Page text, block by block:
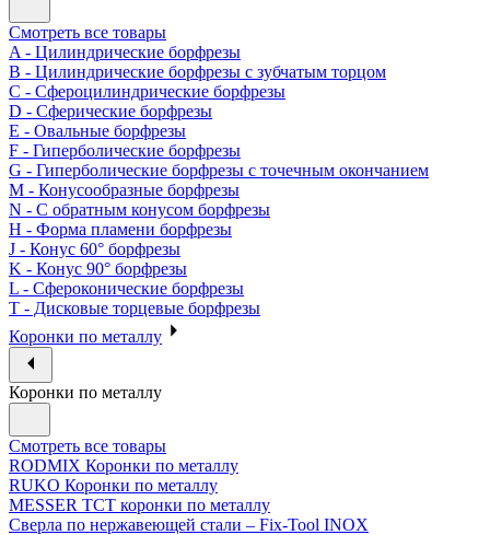
Смотреть все товары
A - Цилиндрические борфрезы
B - Цилиндрические борфрезы с зубчатым торцом
C - Сфероцилиндрические борфрезы
D - Сферические борфрезы
E - Овальные борфрезы
F - Гиперболические борфрезы
G - Гиперболические борфрезы с точечным окончанием
M - Конусообразные борфрезы
N - С обратным конусом борфрезы
H - Форма пламени борфрезы
J - Конус 60° борфрезы
K - Конус 90° борфрезы
L - Сфероконические борфрезы
T - Дисковые торцевые борфрезы
Коронки по металлу
Коронки по металлу
Смотреть все товары
RODMIX Коронки по металлу
RUKO Коронки по металлу
MESSER ТСТ коронки по металлу
Сверла по нержавеющей стали – Fix-Tool INOX